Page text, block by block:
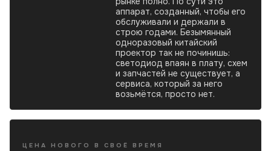
аппарат, созданный, чтобы его
обслуживали и держали в
строю годами. Безымянный
одноразовый китайский
проектор так не починишь:
светодиод впаян в плату, схем
и запчастей не существует, а
сервиса, который за него
возьмётся, просто нет.
Epson
ЦЕНА НОВОГО В СВОЁ ВРЕМЯ